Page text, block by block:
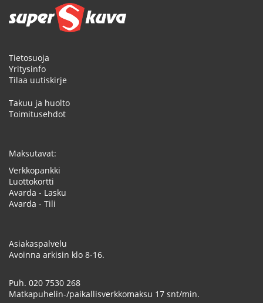
Tietosuoja
Yritysinfo
Tilaa uutiskirje
Takuu ja huolto
Toimitusehdot
Maksutavat:
Verkkopankki
Luottokortti
Avarda - Lasku
Avarda - Tili
Asiakaspalvelu
Avoinna arkisin klo 8-16.
Puh. 020 7530 268
Matkapuhelin-/paikallisverkkomaksu 17 snt/min.